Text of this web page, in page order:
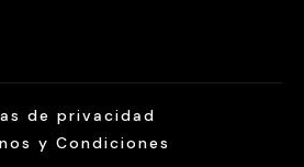
de privacidad
y Condiciones